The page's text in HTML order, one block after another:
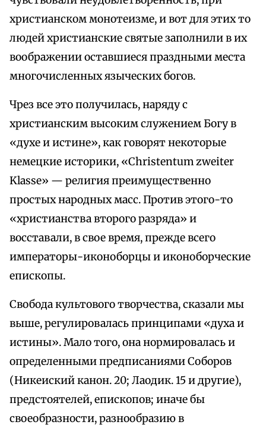
христианском монотеизме, и вот для этих то
людей христианские святые заполнили в их
воображении оставшиеся праздными места
многочисленных языческих богов.
Чрез все это получилась, наряду с
христианским высоким служением Богу в
«духе и истине», как говорят некоторые
немецкие историки, «Christentum zweiter
Klasse» — религия преимущественно
простых народных масс. Против этого-то
«христианства второго разряда» и
восставали, в свое время, прежде всего
императоры-иконоборцы и иконоборческие
епископы.
Свобода культового творчества, сказали мы
выше, регулировалась принципами «духа и
истины». Мало того, она нормировалась и
определенными предписаниями Соборов
(Никеиский канон. 20; Лаодик. 15 и другие),
предстоятелей, епископов; иначе бы
своеобразности, разнообразию в